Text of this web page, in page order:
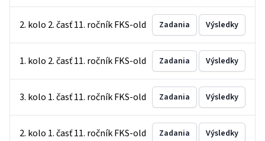
2. kolo 2. časť 11. ročník FKS-old Zadania Výsledky
1. kolo 2. časť 11. ročník FKS-old Zadania Výsledky
3. kolo 1. časť 11. ročník FKS-old Zadania Výsledky
2. kolo 1. časť 11. ročník FKS-old Zadania Výsledky